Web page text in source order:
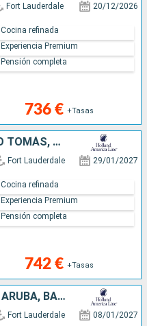
Fort Lauderdale 20/12/2026
736 € +Tasas
Cocina refinada
Experiencia Premium
Pensión completa
ANTIGUA Y BARBUDA, SANTO TOMÁS, TÓRTOLA, PORTO RICO, BAHAMAS, ESTADOS UNIDOS
Fort Lauderdale 29/01/2027
742 € +Tasas
Cocina refinada
Experiencia Premium
Pensión completa
ESTADOS UNIDOS, BONAIRE, ARUBA, BAHAMAS
Fort Lauderdale 08/01/2027